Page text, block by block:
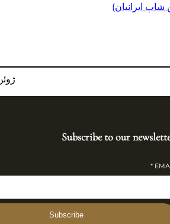
شاپ ایرانیان)
ژوئن 15,
Subscribe to our
*
Subscribe